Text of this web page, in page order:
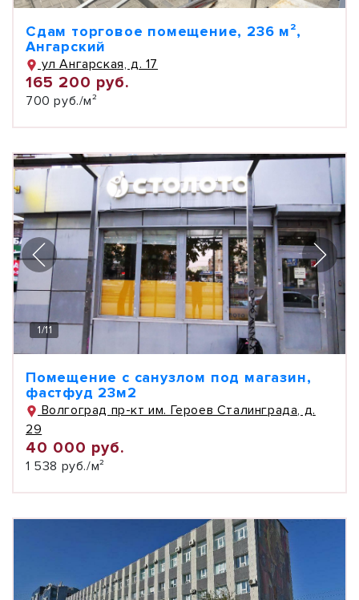
Сдам торговое помещение, 236 м²,
Ангарский
ул Ангарская, д. 17
165 200 руб.
700 руб./м²
1/11
Помещение с санузлом под магазин,
фастфуд 23м2
Волгоград пр-кт им. Героев Сталинграда, д.
29
40 000 руб.
1 538 руб./м²